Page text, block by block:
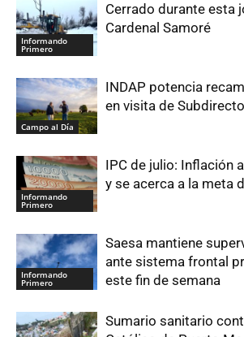
Informando
Primero
Cerrado durante esta
Cardenal Samoré
Campo al Día
INDAP potencia
en visita de
Informando
Primero
IPC de julio: Inflación
y se acerca a la meta
Informando
Primero
Saesa mantiene
ante sistema frontal
este fin de semana
Sumario sanitario